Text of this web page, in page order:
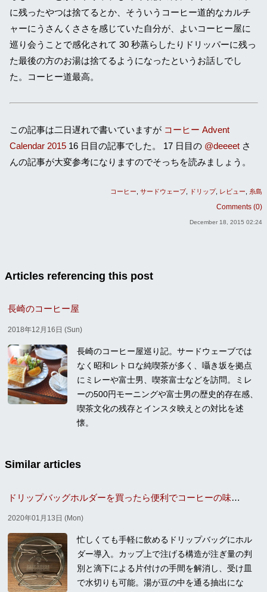
に残ったやつは捨てるとか、そういうコーヒー道的なカルチ
ャーにうさんくささを感じていた自分が、よいコーヒー屋に
巡り会うことで感化されて 30 秒蒸らしたりドリッパーに残っ
た最後の方のお湯は捨てるようになったというお話しでし
た。コーヒー道最高。
この記事は二日遅れで書いていますが コーヒー Advent
Calendar 201516 日目の記事でした。 17 日目の @deeeetさ
んの記事が大変参考になりますのでそっちを読みましょう。
コーヒー サードウェーブ ドリップ レビュー 糸島
Comments (0)
December 18, 2015 02:24
Articles referencing this post
長崎のコーヒー屋
2018年12月16日 (Sun)
長崎のコーヒー屋巡り記。サードウェーブでは
なく昭和レトロな純喫茶が多く、囁き坂を拠点
にミレーや富士男、喫茶富士などを訪問。ミレ
ーの500円モーニングや富士男の歴史的存在感、
喫茶文化の残存とインスタ映えとの対比を述
懐。
Similar articles
ドリップバッグホルダーを買ったら便利でコーヒーの味もうまくなった
2020年01月13日 (Mon)
忙しくても手軽に飲めるドリップバッグにホル
ダー導入。カップ上で注げる構造が注ぎ量の判
別と滴下による片付けの手間を解消し、受け皿
で水切りも可能。湯が豆の中を通る抽出にな